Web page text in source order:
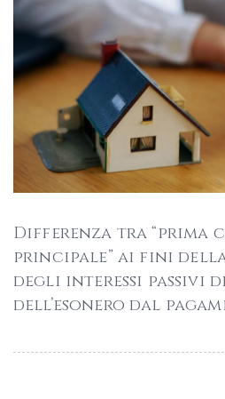
Differenza tra “prima
principale” ai fini
degli interessi passivi
dell’esonero dal